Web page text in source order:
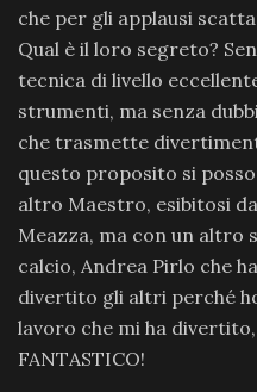
che per gli applausi
Qual è il loro segreto?
tecnica di livello
strumenti, ma senza
che trasmette
questo proposito si
altro Maestro, esibitosi
Meazza, ma con un altro
calcio, Andrea Pirlo che
divertito gli altri perché
lavoro che mi ha
FANTASTICO!